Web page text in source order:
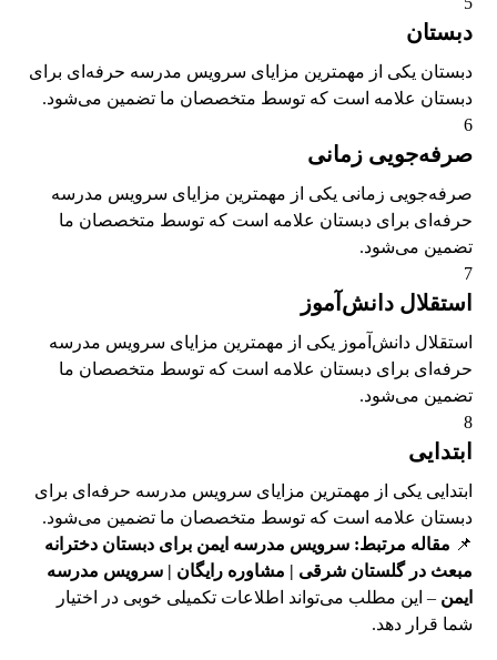
دبستان
دبستان یکی از مهمترین مزایای سرویس مدرسه حرفه‌ای برای
دبستان علامه است که توسط متخصصان ما تضمین می‌شود.
6
صرفه‌جویی زمانی
صرفه‌جویی زمانی یکی از مهمترین مزایای سرویس مدرسه
حرفه‌ای برای دبستان علامه است که توسط متخصصان ما
تضمین می‌شود.
7
استقلال دانش‌آموز
استقلال دانش‌آموز یکی از مهمترین مزایای سرویس مدرسه
حرفه‌ای برای دبستان علامه است که توسط متخصصان ما
تضمین می‌شود.
8
ابتدایی
ابتدایی یکی از مهمترین مزایای سرویس مدرسه حرفه‌ای برای
دبستان علامه است که توسط متخصصان ما تضمین می‌شود.
📌 مقاله مرتبط: سرویس مدرسه ایمن برای دبستان دخترانه
مبعث در گلستان شرقی | مشاوره رایگان | سرویس مدرسه
ایمن – این مطلب می‌تواند اطلاعات تکمیلی خوبی در اختیار
شما قرار دهد.